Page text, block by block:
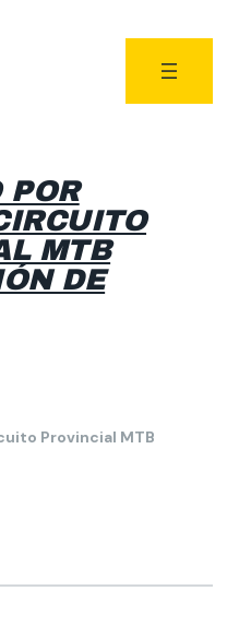
POR
MTB
DE
Provincial MTB